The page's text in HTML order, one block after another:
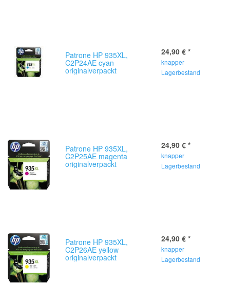
Patrone HP 935XL,
C2P24AE cyan
originalverpackt
24,90 € *
knapper
Lagerbestand
Patrone HP 935XL,
C2P25AE magenta
originalverpackt
24,90 € *
knapper
Lagerbestand
Patrone HP 935XL,
C2P26AE yellow
originalverpackt
24,90 € *
knapper
Lagerbestand